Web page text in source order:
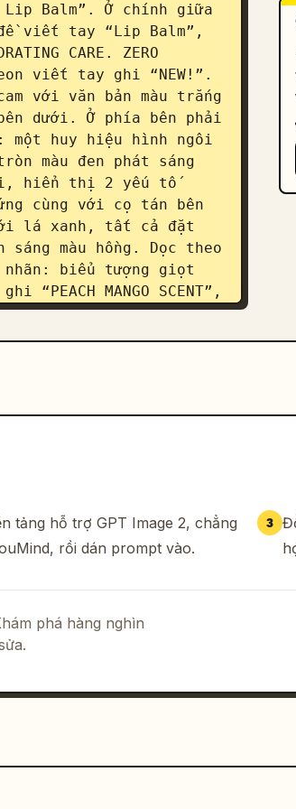
Lip Balm”. Ở chính giữa
viết tay “Lip Balm”,
CARE. ZERO
viết tay ghi “NEW!”.
với văn bản màu trắng
dưới. Ở phía bên phải
một huy hiệu hình ngôi
màu đen phát sáng
hiển thị 2 yếu tố
cùng với cọ tán bên
lá xanh, tất cả đặt
màu hồng. Dọc theo
biểu tượng giọt
MANGO SCENT”,
Ở phía dưới bên trái
trái, đặt một nhãn bo
chiếu bóng bẩy, lóa
lấp lánh và phong
giữa nhiếp ảnh sản
tảng hỗ trợ GPT Image 2, chẳng
rồi dán prompt vào.
3
phá hàng nghìn